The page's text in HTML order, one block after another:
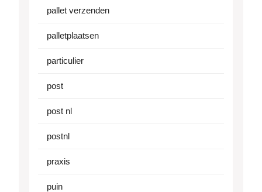
pallet verzenden
palletplaatsen
particulier
post
post nl
postnl
praxis
puin